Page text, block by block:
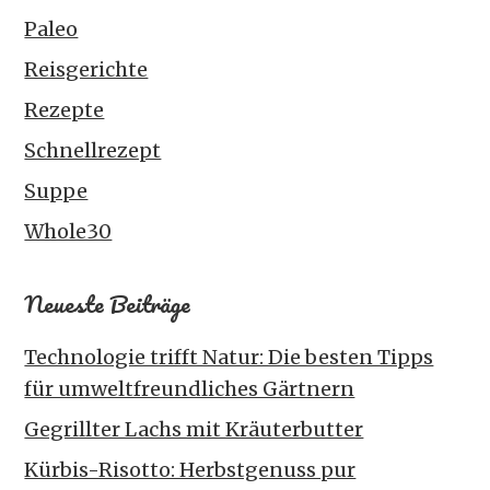
Paleo
Reisgerichte
Rezepte
Schnellrezept
Suppe
Whole30
Neueste Beiträge
Technologie trifft Natur: Die besten Tipps
für umweltfreundliches Gärtnern
Gegrillter Lachs mit Kräuterbutter
Kürbis-Risotto: Herbstgenuss pur